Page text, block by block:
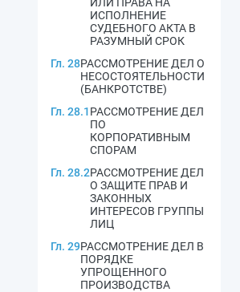
ИСПОЛНЕНИЕ
СУДЕБНОГО АКТА В
РАЗУМНЫЙ СРОК
Гл. 28РАССМОТРЕНИЕ ДЕЛ О
НЕСОСТОЯТЕЛЬНОСТИ
(БАНКРОТСТВЕ)
Гл. 28.1РАССМОТРЕНИЕ ДЕЛ
ПО
КОРПОРАТИВНЫМ
СПОРАМ
Гл. 28.2РАССМОТРЕНИЕ ДЕЛ
О ЗАЩИТЕ ПРАВ И
ЗАКОННЫХ
ИНТЕРЕСОВ ГРУППЫ
ЛИЦ
Гл. 29РАССМОТРЕНИЕ ДЕЛ В
ПОРЯДКЕ
УПРОЩЕННОГО
ПРОИЗВОДСТВА